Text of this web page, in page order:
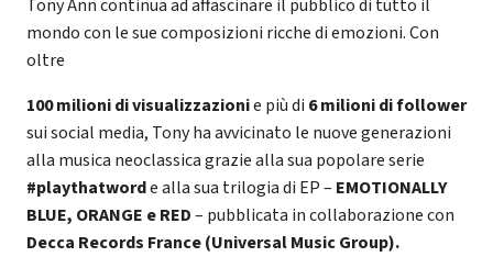
Tony Ann continua ad affascinare il pubblico di tutto il
mondo con le sue composizioni ricche di emozioni. Con
oltre
100 milioni di visualizzazionie più di 6 milioni di follower
sui social media, Tony ha avvicinato le nuove generazioni
alla musica neoclassica grazie alla sua popolare serie
#playthatworde alla sua trilogia di EP – EMOTIONALLY
BLUE, ORANGE e RED– pubblicata in collaborazione con
Decca Records France (Universal Music Group).